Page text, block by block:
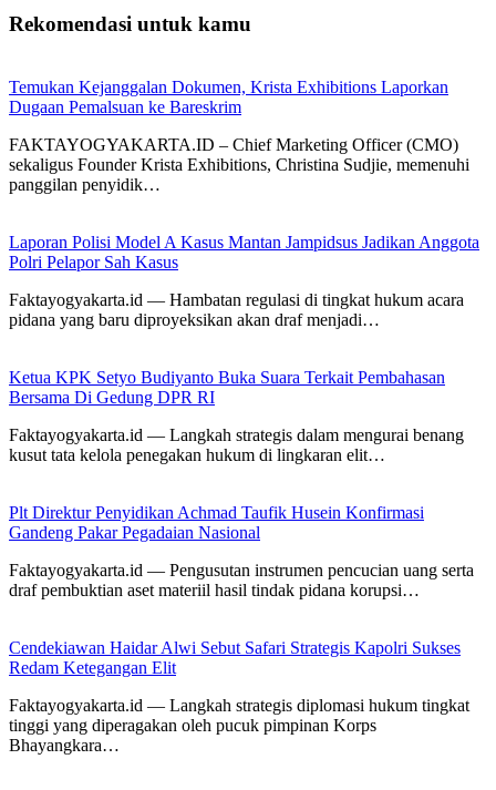
Rekomendasi untuk kamu
Temukan Kejanggalan Dokumen, Krista Exhibitions Laporkan
Dugaan Pemalsuan ke Bareskrim
FAKTAYOGYAKARTA.ID – Chief Marketing Officer (CMO)
sekaligus Founder Krista Exhibitions, Christina Sudjie, memenuhi
panggilan penyidik…
Laporan Polisi Model A Kasus Mantan Jampidsus Jadikan Anggota
Polri Pelapor Sah Kasus
Faktayogyakarta.id — Hambatan regulasi di tingkat hukum acara
pidana yang baru diproyeksikan akan draf menjadi…
Ketua KPK Setyo Budiyanto Buka Suara Terkait Pembahasan
Bersama Di Gedung DPR RI
Faktayogyakarta.id — Langkah strategis dalam mengurai benang
kusut tata kelola penegakan hukum di lingkaran elit…
Plt Direktur Penyidikan Achmad Taufik Husein Konfirmasi
Gandeng Pakar Pegadaian Nasional
Faktayogyakarta.id — Pengusutan instrumen pencucian uang serta
draf pembuktian aset materiil hasil tindak pidana korupsi…
Cendekiawan Haidar Alwi Sebut Safari Strategis Kapolri Sukses
Redam Ketegangan Elit
Faktayogyakarta.id — Langkah strategis diplomasi hukum tingkat
tinggi yang diperagakan oleh pucuk pimpinan Korps
Bhayangkara…